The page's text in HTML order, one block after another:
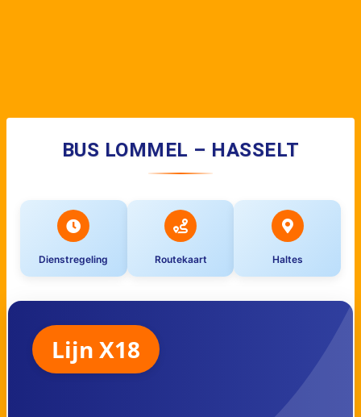
BUS LOMMEL – HASSELT
Dienstregeling Routekaart Haltes
Lijn X18